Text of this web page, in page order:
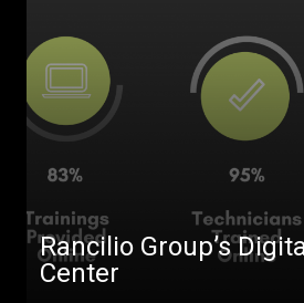
Rancilio Group’s
Center